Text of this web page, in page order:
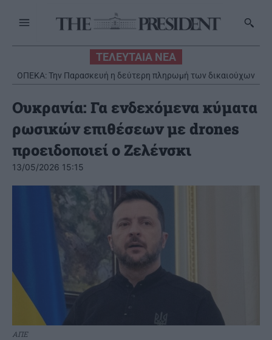
ΤΕΛΕΥΤΑΙΑ ΝΕΑ
ΟΠΕΚΑ: Την Παρασκευή η δεύτερη πληρωμή των δικαιούχων
του Λογαριασμού Αγροτικής Εστίας
Ουκρανία: Γα ενδεχόμενα κύματα
ρωσικών επιθέσεων με drones
προειδοποιεί ο Ζελένσκι
13/05/2026 15:15
ΑΠΕ